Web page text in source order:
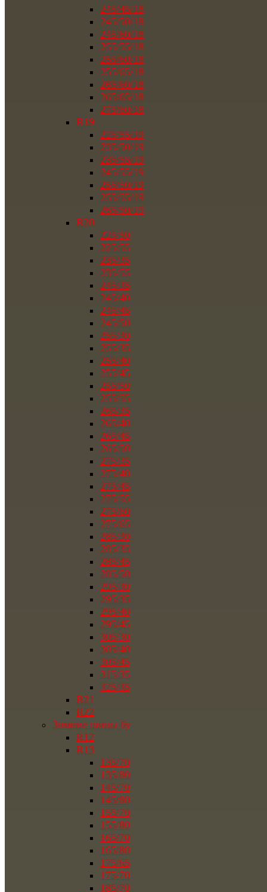
245/45/18
245/50/18
245/60/18
255/55/18
255/60/18
255/65/18
265/60/18
265/65/18
275/60/18
R19
225/55/19
235/50/19
235/55/19
245/55/19
255/50/19
255/55/19
265/50/19
R20
225/50
225/55
235/35
235/55
245/35
245/40
245/45
245/50
255/30
255/35
255/40
255/45
255/50
255/55
265/35
265/40
265/45
265/50
275/35
275/40
275/45
275/55
275/60
275/65
285/30
285/35
285/45
285/50
295/30
295/35
295/40
295/45
305/30
305/40
305/45
315/35
325/35
R21
R22
Зимние шины бу
R12
R13
135/70
135/80
145/70
145/80
155/70
155/80
165/70
165/80
175/65
175/70
185/70